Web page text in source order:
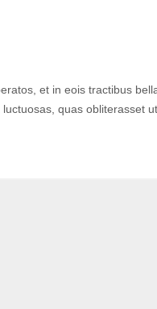
et in eois tractibus
quas